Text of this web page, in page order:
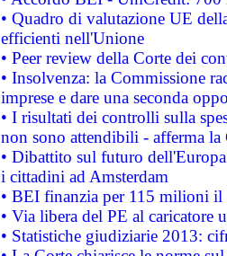
• Quadro di valutazione UE
efficienti nell'Unione
• Peer review della Corte dei
• Insolvenza: la Commissione
imprese e dare una seconda
• I risultati dei controlli sulla
non sono attendibili - afferma la
• Dibattito sul futuro
i cittadini ad Amsterdam
• BEI finanzia per 115 milioni
• Via libera del PE al caricatore
• Statistiche giudiziarie 2013: